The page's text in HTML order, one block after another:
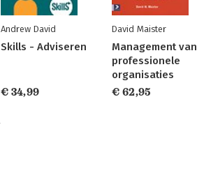
Andrew David
Skills - Adviseren
€ 34,99
David Maister
Management van
professionele
organisaties
€ 62,95